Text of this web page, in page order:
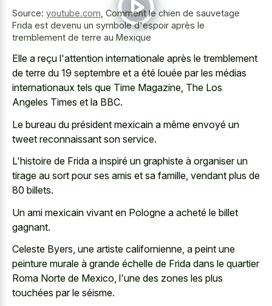
Source: youtube.com Comment le chien de sauvetage
Frida est devenu un symbole d'espoir après le
tremblement de terre au Mexique
Elle a reçu l'attention internationale après le tremblement
de terre du 19 septembre et a été louée par les médias
internationaux tels que Time Magazine, The Los
Angeles Times et la BBC.
Le bureau du président mexicain a même envoyé un
tweet reconnaissant son service.
L'histoire de Frida a inspiré un graphiste à organiser un
tirage au sort pour ses amis et sa famille, vendant plus de
80 billets.
Un ami mexicain vivant en Pologne a acheté le billet
gagnant.
Celeste Byers, une artiste californienne, a peint une
peinture murale à grande échelle de Frida dans le quartier
Roma Norte de Mexico, l'une des zones les plus
touchées par le séisme.